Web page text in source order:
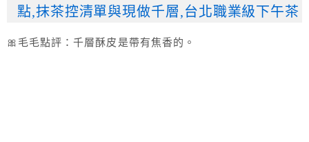
點,抹茶控清單與現做千層,台北職業級下午茶
🎀毛毛點評：千層酥皮是帶有焦香的。